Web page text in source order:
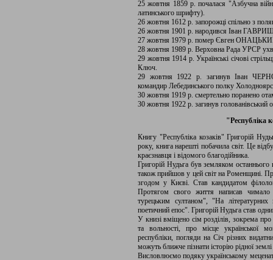
25 жовтня 1859 р. почалася "Азбучна
латинського шрифту).
26 жовтня 1612 р. запорожці спільно з
26 жовтня 1901 р. народився Іван
27 жовтня 1979 р. помер Євген
28 жовтня 1989 р. Верховна Рада УРСР
29 жовтня 1914 р. Українські січові
Ключ.
29 жовтня 1922 р. загинув Іван
командир Лебединського полку
30 жовтня 1919 р. смертельно
30 жовтня 1922 р. загинув
"Республіка
Книгу "Республіка козаків" Григорій
року, книга нарешті побачила світ. Це
краєзнавця і відомого благодійника.
Григорій Нудьга був земляком
також прийшов у цей світ на Роменщині.
згодом у Києві. Став кандидатом
Протягом свого життя написав чимало
турецьким султаном", "На
поетичний епос". Григорій Нудьга став
У книзі вміщено сім розділів, зокрема про
та вольності, про місце української
республіки, погляди на Січ різних
можуть ближче пізнати історію рідної
Висловлюємо подяку українському